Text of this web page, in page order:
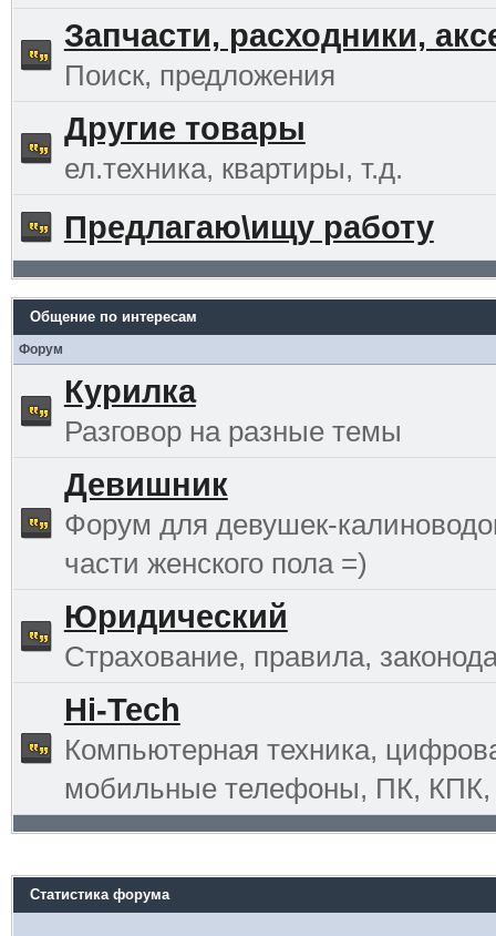
Запчасти, расходники,
Поиск, предложения
Другие товары
ел.техника, квартиры, т.д.
Предлагаю\ищу работу
Общение по интересам
Форум
Курилка
Разговор на разные темы
Девишник
Форум для девушек-
части женского пола =)
Юридический
Страхование, правила,
Hi-Tech
Компьютерная техника,
мобильные телефоны, ПК, КПК,
Статистика форума